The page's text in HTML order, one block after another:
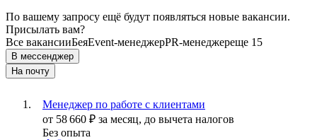
По вашему запросу ещё будут появляться новые вакансии.
Присылать вам?
Все вакансииБеяEvent-менеджерPR-менеджереще 15
В мессенджер
На почту
Менеджер по работе с клиентами
от 58 660 ₽ за месяц, до вычета налогов
Без опыта